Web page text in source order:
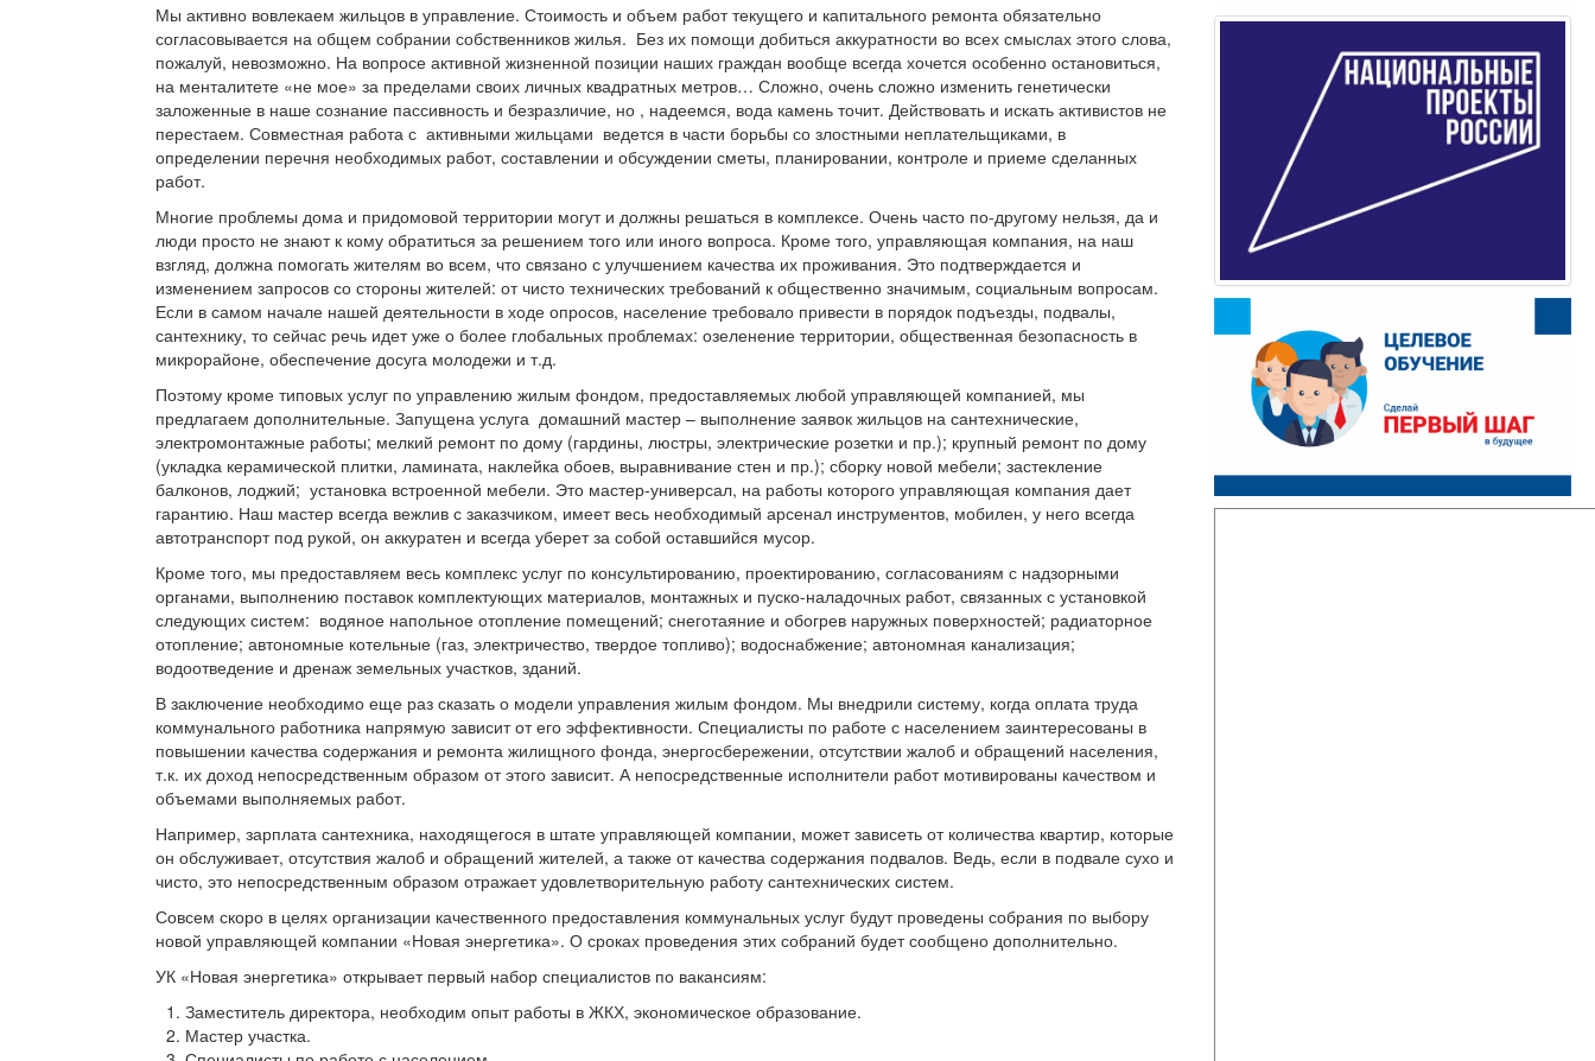
Мы активно вовлекаем жильцов в управление. Стоимость и объем работ текущего и капитального ремонта обязательно
согласовывается на общем собрании собственников жилья. Без их помощи добиться аккуратности во всех смыслах этого слова,
пожалуй, невозможно. На вопросе активной жизненной позиции наших граждан вообще всегда хочется особенно остановиться,
на менталитете «не мое» за пределами своих личных квадратных метров… Сложно, очень сложно изменить генетически
заложенные в наше сознание пассивность и безразличие, но , надеемся, вода камень точит. Действовать и искать активистов не
перестаем. Совместная работа с активными жильцами ведется в части борьбы со злостными неплательщиками, в
определении перечня необходимых работ, составлении и обсуждении сметы, планировании, контроле и приеме сделанных
работ.
Многие проблемы дома и придомовой территории могут и должны решаться в комплексе. Очень часто по-другому нельзя, да и
люди просто не знают к кому обратиться за решением того или иного вопроса. Кроме того, управляющая компания, на наш
взгляд, должна помогать жителям во всем, что связано с улучшением качества их проживания. Это подтверждается и
изменением запросов со стороны жителей: от чисто технических требований к общественно значимым, социальным вопросам.
Если в самом начале нашей деятельности в ходе опросов, население требовало привести в порядок подъезды, подвалы,
сантехнику, то сейчас речь идет уже о более глобальных проблемах: озеленение территории, общественная безопасность в
микрорайоне, обеспечение досуга молодежи и т.д.
Поэтому кроме типовых услуг по управлению жилым фондом, предоставляемых любой управляющей компанией, мы
предлагаем дополнительные. Запущена услуга домашний мастер – выполнение заявок жильцов на сантехнические,
электромонтажные работы; мелкий ремонт по дому (гардины, люстры, электрические розетки и пр.); крупный ремонт по дому
(укладка керамической плитки, ламината, наклейка обоев, выравнивание стен и пр.); сборку новой мебели; застекление
балконов, лоджий; установка встроенной мебели. Это мастер-универсал, на работы которого управляющая компания дает
гарантию. Наш мастер всегда вежлив с заказчиком, имеет весь необходимый арсенал инструментов, мобилен, у него всегда
автотранспорт под рукой, он аккуратен и всегда уберет за собой оставшийся мусор.
Кроме того, мы предоставляем весь комплекс услуг по консультированию, проектированию, согласованиям с надзорными
органами, выполнению поставок комплектующих материалов, монтажных и пуско-наладочных работ, связанных с установкой
следующих систем: водяное напольное отопление помещений; снеготаяние и обогрев наружных поверхностей; радиаторное
отопление; автономные котельные (газ, электричество, твердое топливо); водоснабжение; автономная канализация;
водоотведение и дренаж земельных участков, зданий.
В заключение необходимо еще раз сказать о модели управления жилым фондом. Мы внедрили систему, когда оплата труда
коммунального работника напрямую зависит от его эффективности. Специалисты по работе с населением заинтересованы в
повышении качества содержания и ремонта жилищного фонда, энергосбережении, отсутствии жалоб и обращений населения,
т.к. их доход непосредственным образом от этого зависит. А непосредственные исполнители работ мотивированы качеством и
объемами выполняемых работ.
Например, зарплата сантехника, находящегося в штате управляющей компании, может зависеть от количества квартир, которые
он обслуживает, отсутствия жалоб и обращений жителей, а также от качества содержания подвалов. Ведь, если в подвале сухо и
чисто, это непосредственным образом отражает удовлетворительную работу сантехнических систем.
Совсем скоро в целях организации качественного предоставления коммунальных услуг будут проведены собрания по выбору
новой управляющей компании «Новая энергетика». О сроках проведения этих собраний будет сообщено дополнительно.
УК «Новая энергетика» открывает первый набор специалистов по вакансиям:
Заместитель директора, необходим опыт работы в ЖКХ, экономическое образование.
Мастер участка.